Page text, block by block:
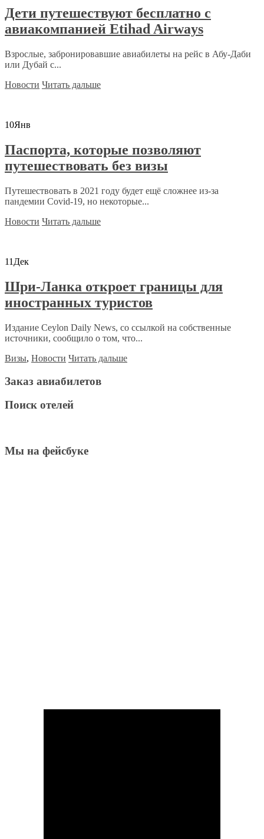
Дети путешествуют бесплатно с
авиакомпанией Etihad Airways
Взрослые, забронировавшие авиабилеты на рейс в Абу-Даби
или Дубай с...
Новости Читать дальше
10Янв
Паспорта, которые позволяют
путешествовать без визы
Путешествовать в 2021 году будет ещё сложнее из-за
пандемии Covid-19, но некоторые...
Новости Читать дальше
11 Дек
Шри-Ланка откроет границы для
иностранных туристов
Издание Ceylon Daily News, со ссылкой на собственные
источники, сообщило о том, что...
Визы, Новости Читать дальше
Заказ авиабилетов
Поиск отелей
Мы на фейсбуке